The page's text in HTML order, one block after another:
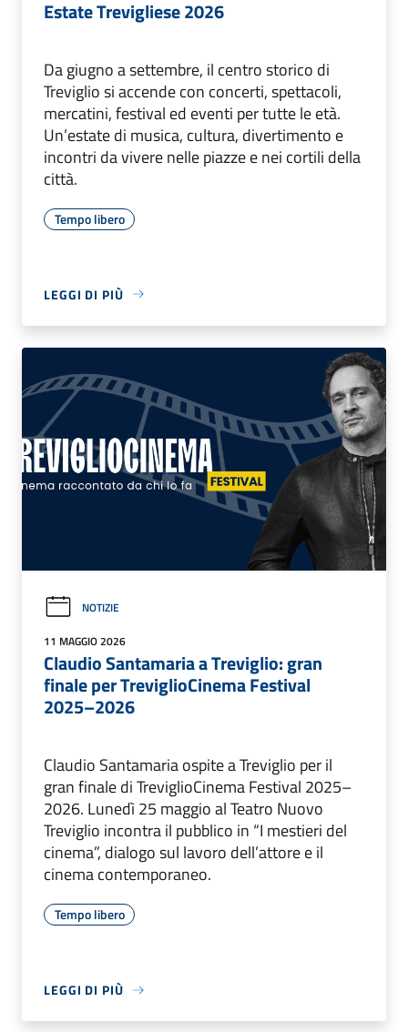
Estate Trevigliese 2026
Da giugno a settembre, il centro storico di
Treviglio si accende con concerti, spettacoli,
mercatini, festival ed eventi per tutte le età.
Un’estate di musica, cultura, divertimento e
incontri da vivere nelle piazze e nei cortili della
città.
Tempo libero
LEGGI DI PIÙ
NOTIZIE
11 MAGGIO 2026
Claudio Santamaria a Treviglio: gran
finale per TreviglioCinema Festival
2025–2026
Claudio Santamaria ospite a Treviglio per il
gran finale di TreviglioCinema Festival 2025–
2026. Lunedì 25 maggio al Teatro Nuovo
Treviglio incontra il pubblico in “I mestieri del
cinema”, dialogo sul lavoro dell’attore e il
cinema contemporaneo.
Tempo libero
LEGGI DI PIÙ